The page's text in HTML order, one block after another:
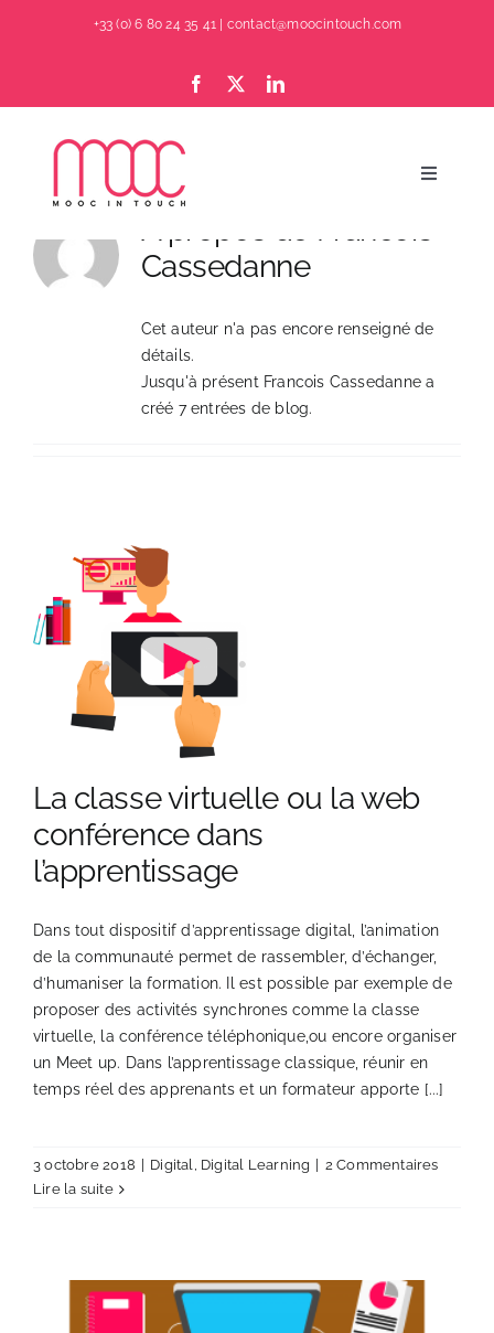
+33 (0) 6 80 24 35 41 contact@moocintouch.com
Toggle
C’EST QUOI ?
UNIVERSITE DIGITALE
LIVRES BLANCS
STUDIO
BLOG
CONTACT
LAB DIGITAL LEARNING
NOS WEBINAIRES
À propos de Francois
Cassedanne
Cet auteur n'a pas encore renseigné de
détails.
Jusqu'à présent Francois Cassedanne a
créé 7 entrées de blog.
La classe virtuelle ou la web
conférence dans
l’apprentissage
Dans tout dispositif d’apprentissage digital, l’animation
de la communauté permet de rassembler, d’échanger,
d’humaniser la formation. Il est possible par exemple de
proposer des activités synchrones comme la classe
virtuelle, la conférence téléphonique,ou encore organiser
un Meet up. Dans l’apprentissage classique, réunir en
temps réel des apprenants et un formateur apporte [...]
3 octobre 2018 Digital, Digital Learning
2 Commentaires
Lire la suite